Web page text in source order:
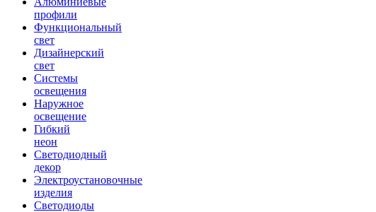
профили
Функциональный
свет
Дизайнерский
свет
Системы
освещения
Наружное
освещение
Гибкий
неон
Светодиодный
декор
Электроустановочные
изделия
Светодиоды